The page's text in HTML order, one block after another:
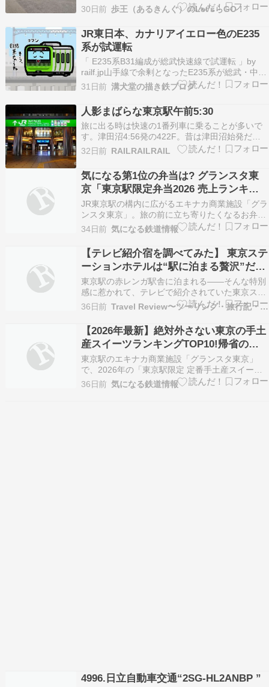
でご指摘頂けると助かります。 全国のJR駅が見
たい時はこちら→☆ 第三セクター・私鉄駅が見た
い時はこちら→☆ 皆さま、こんにちは！ 唐突で
すが「日本ライン」をご存知ですか？ 大正時代に
開発…
30日前 歩王（あるきんぐ）のLet'sらGO！
JR東日本、カナリアイエロー色のE235
系が試運転
「 E235系B31編成が総武快速線で試運転 」by
railf.jp山手線で余剰となったE235系が総武・中央
緩行線に転属することになりカナリアイエローの
カラーリングに変更されて7月6日と7日に試運転
をおこなったそうです。なんか黄色が濃くなっ
た？前面が黄色すぎて事業用車両と間違…
31日前 溝犬堂の描き鉄ブログ
人影まばらな東京駅午前5:30
旅に出る時は快速の1番列車に乗ることが多いで
す。津田沼4:56発の422F。昔は津田沼始発だっ
たのでまさに始発の1番列車でした。これに乗っ
て行って東京で降り、長いエスカレーターで地上
に上がっていくとだいたい5:30くらいになりま
す。そんな時間に撮った光景を何枚か。 丸の内の
煉瓦駅…
32日前 RAILRAILRAIL
気になる第1位の弁当は? グランスタ東
京「東京駅限定弁当2026 売上ランキン
グ」
JR東京駅の構内に広がるエキナカ商業施設「グラ
ンスタ東京」。旅の前に立ち寄りたくなるお弁当
やお惣菜、最新のスイーツから手土産まで、魅力
的な名店がずらりと並びます。今回、ご紹介する
のは「東京駅限定弁当2026 売上ランキン
34日前 気になる鉄道情報
【テレビ紹介宿を調べてみた】 東京ステ
ーションホテルは“駅に泊まる贅沢”だっ
た????
東京駅の赤レンガ駅舎に泊まれる――そんな特別
感に惹かれて、テレビで紹介されていた東京ステ
ーションホテル（東京都千代田区）を調べてみま
した????✨ 実際に公式サイトや主要予約サイト
の口コミを読み込んでみると、「これは一度は泊
まりたい…！」と思わせる魅力がぎっしり詰まっ
たホテルでし…
36日前 Travel Review〜ツーリング・旅行記・旅情報〜
【2026年最新】絶対外さない東京の手土
産スイーツランキングTOP10!帰省のお
土産選びに迷ったら
東京駅のエキナカ商業施設「グランスタ東京」
で、2026年の「東京駅限定 定番手土産スイーツ
売上ランキングTOP10」が発表されました。お盆
や夏休みの帰省、旅行のお供として絶対に外さな
36日前 気になる鉄道情報
4996.日立自動車交通“2SG-HL2ANBP ”